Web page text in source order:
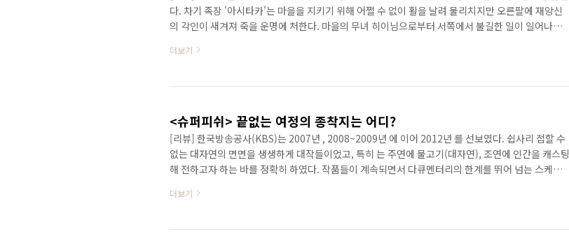
다. 차기 족장 '아시타카'는 마을을 지키기 위해 어쩔 수 없이 활을 날려 물리치지만 오른팔에 재앙신
의 각인이 새겨져 죽을 운명에 처한다. 마을의 무녀 히이님으로부터 서쪽에서 불길한 일이 일어나고
중간에 만나게 된 지코보, 그는 지코보에게 사정을 털어놓는데 지코보는 그에게 서쪽 끝에 있는 '사슴
생산하고 남자들은 그 철로 쌀을 거래해 오는 등의 체계로 작지만 탄탄하게 꾸려나가고 있다. 하지만
더보기
<슈퍼피쉬> 끝없는 여정의 종착지는 어디?
[리뷰] 한국방송공사(KBS)는 2007년 , 2008~2009년 에 이어 2012년 를 선보였다. 쉽사리 접할 수
없는 대자연의 면면을 생생하게 대작들이었고, 특히 는 주연에 물고기(대자연), 조연에 인간을 캐스팅
해 전하고자 하는 바를 정확히 하였다. 작품들이 계속되면서 다큐멘터리의 한계를 뛰어 넘는 스케일
서 3D로 감상할 수 있게 되었다. 지난해 8월에 방영된 시리즈는 다큐멘터리로는 이례적으로 10%가
문 대상으로 작품성까지 인정받았다. 20억 원의 제작비를 들여 5대륙 24개국에서 18개월간 촬영한
더보기